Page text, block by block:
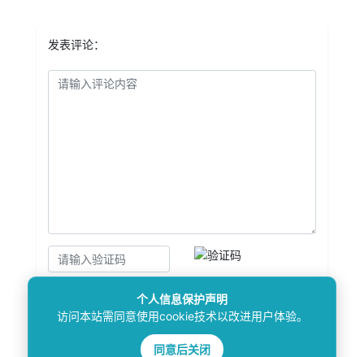
发表评论：
提交评论
个人信息保护声明
访问本站需同意使用cookie技术以改进用户体验。
同意后关闭